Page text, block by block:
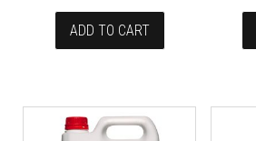
ADD TO CART